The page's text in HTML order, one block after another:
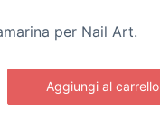
per Nail Art.
Aggiungi al carrello